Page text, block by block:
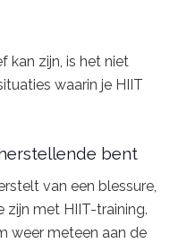
kan zijn, is het niet
waarin je HIIT
bent
van een blessure,
met HIIT-training.
weer meteen aan de